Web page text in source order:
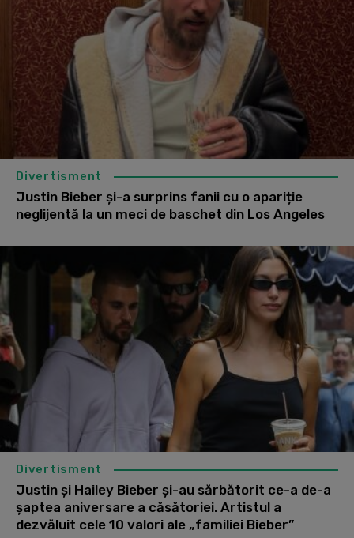
Divertisment
Justin Bieber și-a surprins fanii cu o apariție
neglijentă la un meci de baschet din Los Angeles
Divertisment
Justin și Hailey Bieber și-au sărbătorit ce-a de-a
șaptea aniversare a căsătoriei. Artistul a
dezvăluit cele 10 valori ale „familiei Bieber”